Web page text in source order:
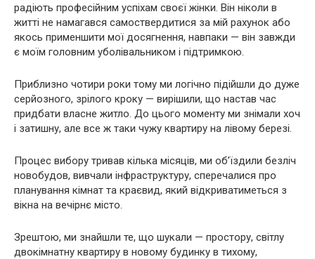
радіють професійним успіхам своєї жінки. Він ніколи в
житті не намагався самоствердитися за мій рахунок або
якось применшити мої досягнення, навпаки — він завжди
є моїм головним уболівальником і підтримкою.
Приблизно чотири роки тому ми логічно підійшли до дуже
серйозного, зрілого кроку — вирішили, що настав час
придбати власне житло. До цього моменту ми знімали хоч
і затишну, але все ж таки чужу квартиру на лівому березі.
Процес вибору тривав кілька місяців, ми об’їздили безліч
новобудов, вивчали інфраструктуру, сперечалися про
планування кімнат та краєвид, який відкриватиметься з
вікна на вечірнє місто.
Зрештою, ми знайшли те, що шукали — простору, світлу
двокімнатну квартиру в новому будинку в тихому,